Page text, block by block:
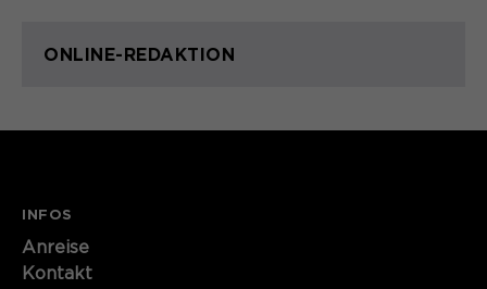
ONLINE-REDAKTION
INFOS
Anreise
Kontakt